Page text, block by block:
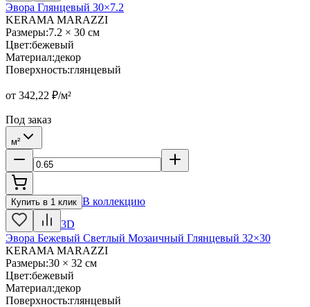
Эвора Глянцевый 30×7.2
KERAMA MARAZZI
Размеры:7.2 × 30 см
Цвет:бежевый
Материал:декор
Поверхность:глянцевый
от 342,22 ₽/м²
Под заказ
м²
Купить в 1 клик В коллекцию
3D
Эвора Бежевый Светлый Мозаичный Глянцевый 32×30
KERAMA MARAZZI
Размеры:30 × 32 см
Цвет:бежевый
Материал:декор
Поверхность:глянцевый